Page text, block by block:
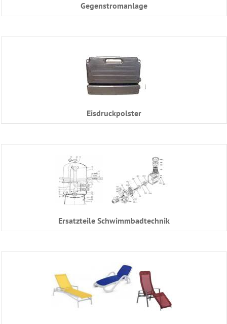
Gegenstromanlage
Eisdruckpolster
Ersatzteile Schwimmbadtechnik